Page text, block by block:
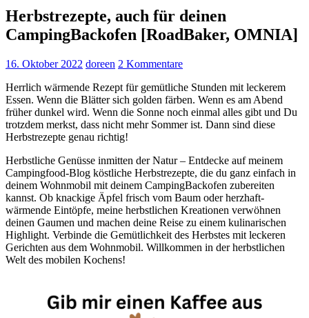
Herbstrezepte, auch für deinen
CampingBackofen [RoadBaker, OMNIA]
16. Oktober 2022 doreen 2 Kommentare
Herrlich wärmende Rezept für gemütliche Stunden mit leckerem
Essen. Wenn die Blätter sich golden färben. Wenn es am Abend
früher dunkel wird. Wenn die Sonne noch einmal alles gibt und Du
trotzdem merkst, dass nicht mehr Sommer ist. Dann sind diese
Herbstrezepte genau richtig!
Herbstliche Genüsse inmitten der Natur – Entdecke auf meinem
Campingfood-Blog köstliche Herbstrezepte, die du ganz einfach in
deinem Wohnmobil mit deinem CampingBackofen zubereiten
kannst. Ob knackige Äpfel frisch vom Baum oder herzhaft-
wärmende Eintöpfe, meine herbstlichen Kreationen verwöhnen
deinen Gaumen und machen deine Reise zu einem kulinarischen
Highlight. Verbinde die Gemütlichkeit des Herbstes mit leckeren
Gerichten aus dem Wohnmobil. Willkommen in der herbstlichen
Welt des mobilen Kochens!